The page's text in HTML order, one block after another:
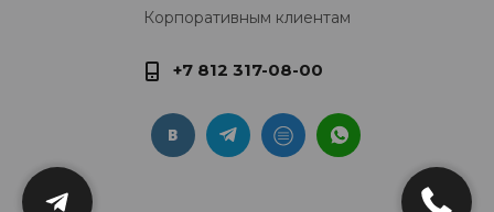
Корпоративным клиентам
+7 812 317-08-00